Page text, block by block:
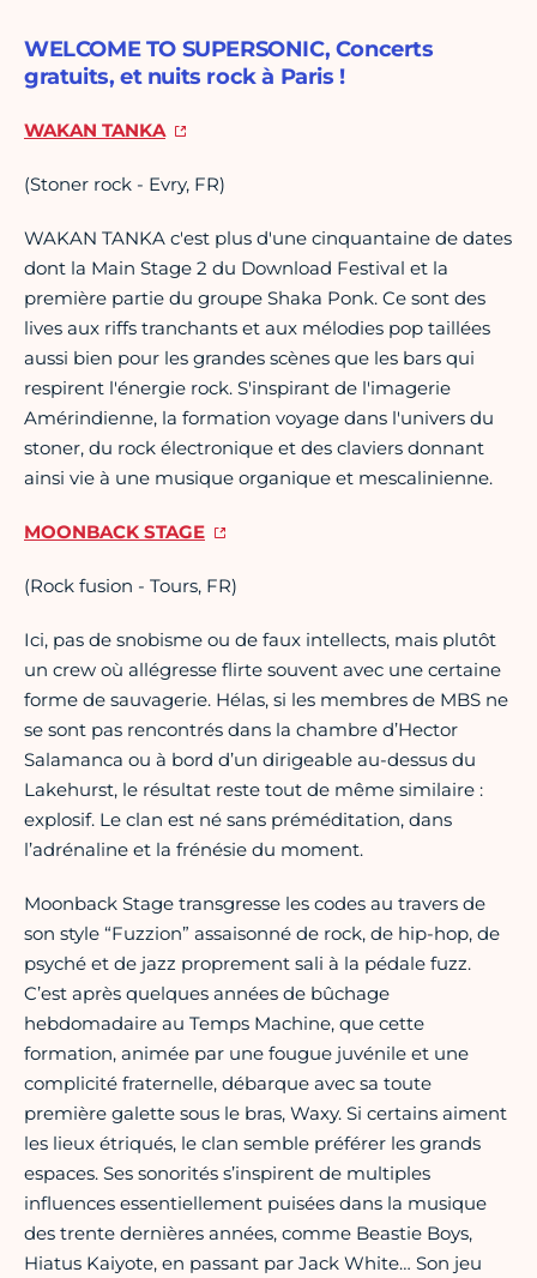
WELCOME TO SUPERSONIC, Concerts
gratuits, et nuits rock à Paris !
WAKAN TANKA
(Stoner rock - Evry, FR)
WAKAN TANKA c'est plus d'une cinquantaine de dates
dont la Main Stage 2 du Download Festival et la
première partie du groupe Shaka Ponk. Ce sont des
lives aux riffs tranchants et aux mélodies pop taillées
aussi bien pour les grandes scènes que les bars qui
respirent l'énergie rock. S'inspirant de l'imagerie
Amérindienne, la formation voyage dans l'univers du
stoner, du rock électronique et des claviers donnant
ainsi vie à une musique organique et mescalinienne.
MOONBACK STAGE
(Rock fusion - Tours, FR)
Ici, pas de snobisme ou de faux intellects, mais plutôt
un crew où allégresse flirte souvent avec une certaine
forme de sauvagerie. Hélas, si les membres de MBS ne
se sont pas rencontrés dans la chambre d’Hector
Salamanca ou à bord d’un dirigeable au-dessus du
Lakehurst, le résultat reste tout de même similaire :
explosif. Le clan est né sans préméditation, dans
l’adrénaline et la frénésie du moment.
Moonback Stage transgresse les codes au travers de
son style “Fuzzion” assaisonné de rock, de hip-hop, de
psyché et de jazz proprement sali à la pédale fuzz.
C’est après quelques années de bûchage
hebdomadaire au Temps Machine, que cette
formation, animée par une fougue juvénile et une
complicité fraternelle, débarque avec sa toute
première galette sous le bras, Waxy. Si certains aiment
les lieux étriqués, le clan semble préférer les grands
espaces. Ses sonorités s’inspirent de multiples
influences essentiellement puisées dans la musique
des trente dernières années, comme Beastie Boys,
Hiatus Kaiyote, en passant par Jack White… Son jeu